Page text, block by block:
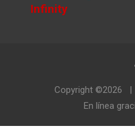
Infinity
Copyright ©2026
En línea